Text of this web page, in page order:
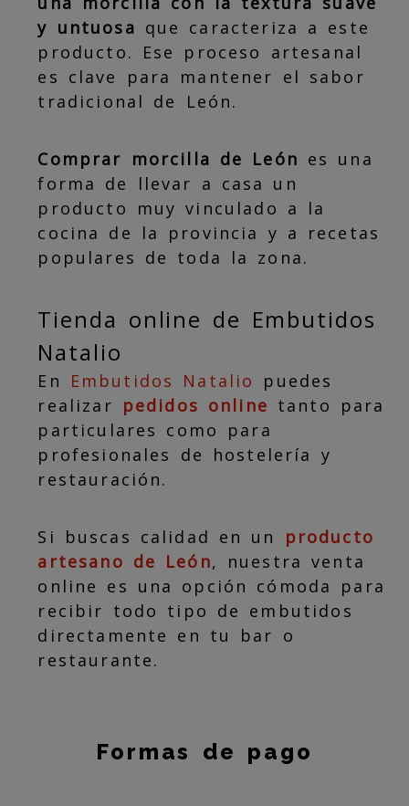
y untuosa que caracteriza a este
producto. Ese proceso artesanal
es clave para mantener el sabor
tradicional de León.
Comprar morcilla de León es una
forma de llevar a casa un
producto muy vinculado a la
cocina de la provincia y a recetas
populares de toda la zona.
Tienda online de Embutidos
Natalio
En Embutidos Natalio
puedes
realizar pedidos online tanto para
particulares como para
profesionales de hostelería y
restauración.
Si buscas calidad en un producto
artesano de León, nuestra venta
online es una opción cómoda para
recibir todo tipo de embutidos
directamente en tu bar o
restaurante.
Formas de pago